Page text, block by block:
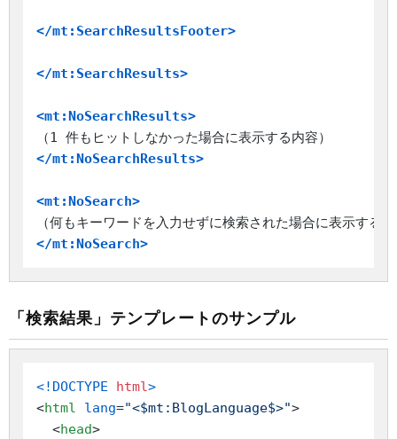
</mt:SearchResultsFooter>
</mt:SearchResults>
<mt:NoSearchResults>
</mt:NoSearchResults>
<mt:NoSearch>
</mt:NoSearch>
「検索結果」テンプレートのサンプル
<!DOCTYPE html>
<html lang="<$mt:BlogLanguage$>">
<head>